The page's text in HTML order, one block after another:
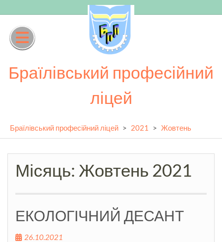
to
content
Браїлівський професійний
ліцей
Браїлівський професійний ліцей > 2021 > Жовтень
Місяць: Жовтень 2021
ЕКОЛОГІЧНИЙ ДЕСАНТ
26.10.2021